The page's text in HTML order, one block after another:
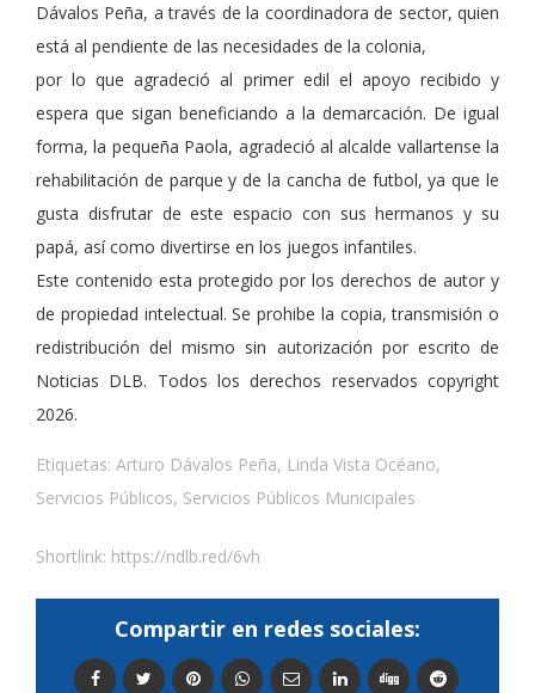
Dávalos Peña, a través de la coordinadora de sector, quien
está al pendiente de las necesidades de la colonia,
por lo que agradeció al primer edil el apoyo recibido y
espera que sigan beneficiando a la demarcación. De igual
forma, la pequeña Paola, agradeció al alcalde vallartense la
rehabilitación de parque y de la cancha de futbol, ya que le
gusta disfrutar de este espacio con sus hermanos y su
papá, así como divertirse en los juegos infantiles.
Este contenido esta protegido por los derechos de autor y
de propiedad intelectual. Se prohibe la copia, transmisión o
redistribución del mismo sin autorización por escrito de
Noticias DLB. Todos los derechos reservados copyright
2026.
Etiquetas: Arturo Dávalos Peña, Linda Vista Océano,
Servicios Públicos, Servicios Públicos Municipales
Shortlink: https://ndlb.red/6vh
Compartir en redes sociales: